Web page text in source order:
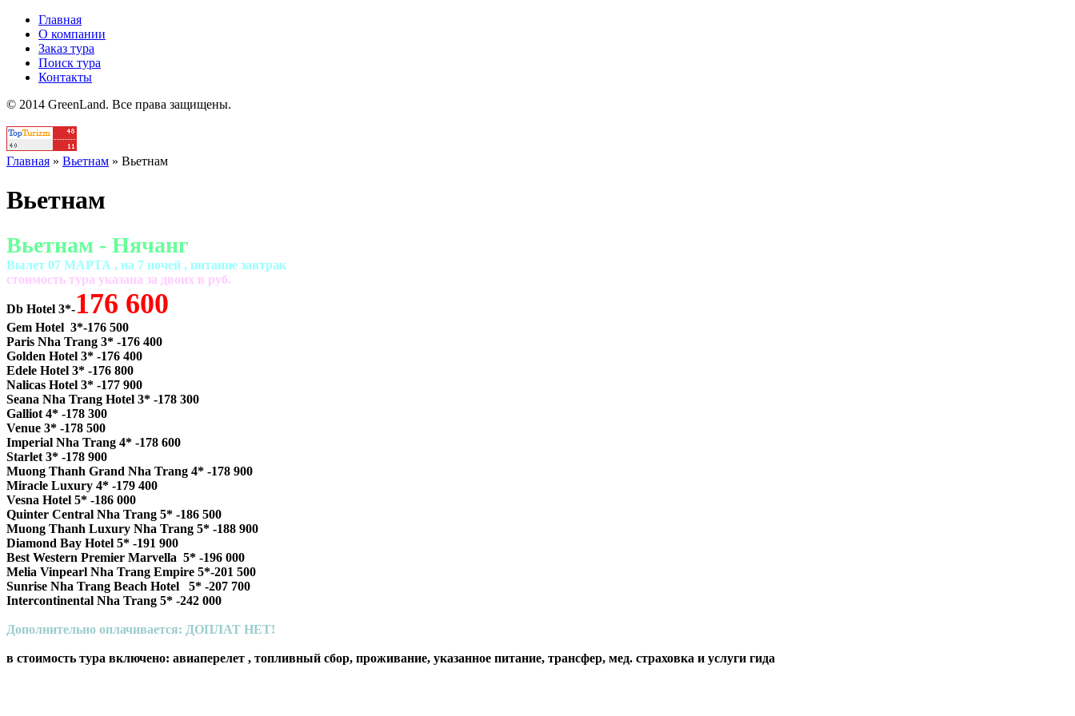
Главная
О компании
Заказ тура
Поиск тура
Контакты
© 2014 GreenLand. Все права защищены.
Главная » Вьетнам » Вьетнам
Вьетнам
Вьетнам - Нячанг
Вылет 07 МАРТА , на 7 ночей , питание завтрак
cтоимость тура указана за двоих в руб.
Db Hotel 3*-176 600
Gem Hotel 3*-176 500
Paris Nha Trang 3* -176 400
Golden Hotel 3* -176 400
Edele Hotel 3* -176 800
Nalicas Hotel 3* -177 900
Seana Nha Trang Hotel 3* -178 300
Galliot 4* -178 300
Venue 3* -178 500
Imperial Nha Trang 4* -178 600
Starlet 3* -178 900
Muong Thanh Grand Nha Trang 4* -178 900
Miracle Luxury 4* -179 400
Vesna Hotel 5* -186 000
Quinter Central Nha Trang 5* -186 500
Muong Thanh Luxury Nha Trang 5* -188 900
Diamond Bay Hotel 5* -191 900
Best Western Premier Marvella 5* -196 000
Melia Vinpearl Nha Trang Empire 5*-201 500
Sunrise Nha Trang Beach Hotel 5* -207 700
Intercontinental Nha Trang 5* -242 000
Дополнительно оплачивается: ДОПЛАТ НЕТ!
в стоимость тура включено: авиаперелет , топливный сбор, проживание, указанное питание, трансфер, мед. страховка и услуги гида